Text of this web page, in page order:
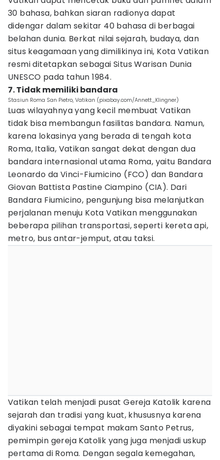
30 bahasa, bahkan siaran radionya dapat
didengar dalam sekitar 40 bahasa di berbagai
belahan dunia. Berkat nilai sejarah, budaya, dan
situs keagamaan yang dimilikinya ini, Kota Vatikan
resmi ditetapkan sebagai Situs Warisan Dunia
UNESCO pada tahun 1984.
7. Tidak memiliki bandara
Stasiun Roma San Pietro, Vatikan (pixabay.com/Annett_Klingner)
Luas wilayahnya yang kecil membuat Vatikan
tidak bisa membangun fasilitas bandara. Namun,
karena lokasinya yang berada di tengah kota
Roma, Italia, Vatikan sangat dekat dengan dua
bandara internasional utama Roma, yaitu Bandara
Leonardo da Vinci-Fiumicino (FCO) dan Bandara
Giovan Battista Pastine Ciampino (CIA). Dari
Bandara Fiumicino, pengunjung bisa melanjutkan
perjalanan menuju Kota Vatikan menggunakan
beberapa pilihan transportasi, seperti kereta api,
metro, bus antar-jemput, atau taksi.
Vatikan telah menjadi pusat Gereja Katolik karena
sejarah dan tradisi yang kuat, khususnya karena
diyakini sebagai tempat makam Santo Petrus,
pemimpin gereja Katolik yang juga menjadi uskup
pertama di Roma. Dengan segala kemegahan,